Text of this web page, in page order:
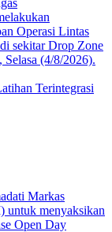
Terintegrasi